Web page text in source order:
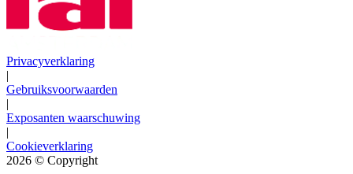
Privacyverklaring
|
Gebruiksvoorwaarden
|
Exposanten waarschuwing
|
Cookieverklaring
2026 © Copyright